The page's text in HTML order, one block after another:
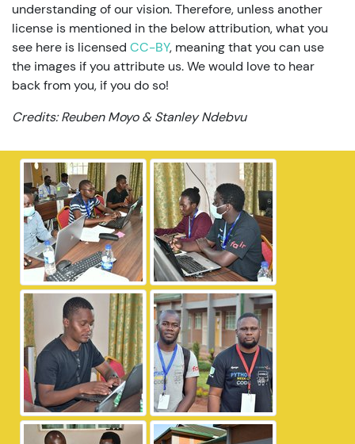
understanding of our vision. Therefore, unless another
license is mentioned in the below attribution, what you
see here is licensed CC-BY, meaning that you can use
the images if you attribute us. We would love to hear
back from you, if you do so!
Credits: Reuben Moyo & Stanley Ndebvu